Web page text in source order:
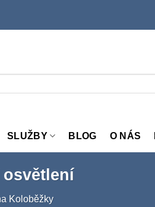
SLUŽBY BLOG O NÁS
osvětlení
Koloběžky